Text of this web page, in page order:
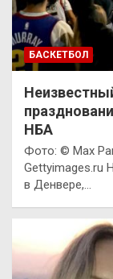
БАСКЕТБОЛ
НБА
Фото: © Max
Gettyimages.ru
в Денвере,…